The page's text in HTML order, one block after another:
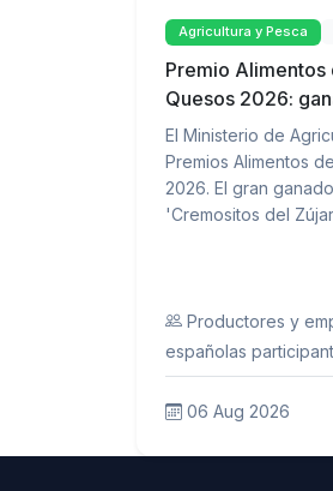
Agricultura y Pesca
Premio Alimentos
Quesos 2026:
El Ministerio de
Premios Alimentos
2026. El gran
'Cremositos del
Productores y
españolas
06 Aug 2026